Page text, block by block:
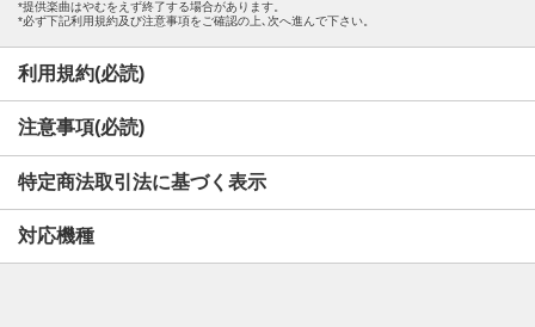
提供楽曲はやむをえず終了する場合があります。
必ず下記利用規約及び注意事項をご確認の上､次へ進んで下さい。
利用規約(必読)
注意事項(必読)
特定商法取引法に基づく表示
対応機種